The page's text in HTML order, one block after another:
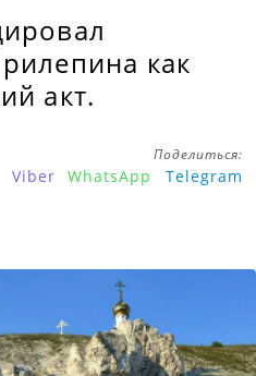
как
акт.
Поделиться:
Viber WhatsApp Telegram